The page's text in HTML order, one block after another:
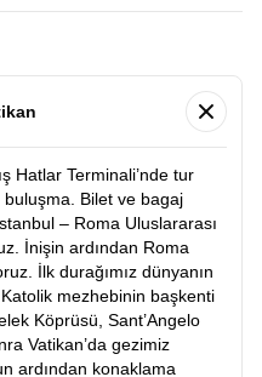
Hatlar Terminali’nde tur
Bilet ve bagaj
– Roma Uluslararası
İnişin ardından Roma
İlk durağımız dünyanın
mezhebinin başkenti
Köprüsü, Sant’Angelo
Vatikan’da gezimiz
ardından konaklama